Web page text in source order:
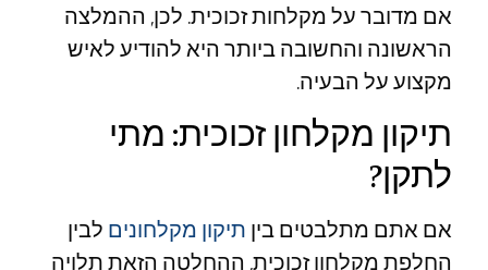
אם מדובר על מקלחות זכוכית. לכן, ההמלצה
הראשונה והחשובה ביותר היא להודיע לאיש
מקצוע על הבעיה.
תיקון מקלחון זכוכית: מתי
לתקן?
אם אתם מתלבטים בין תיקון מקלחונים לבין
החלפת מקלחון זכוכית, ההחלטה הזאת תלויה